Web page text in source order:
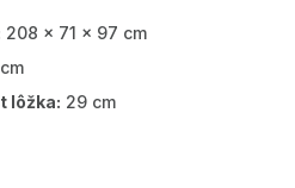
208 x 71 x 97 cm
lôžka: 29 cm